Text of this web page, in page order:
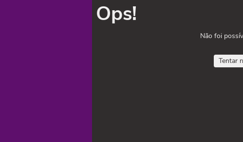
Ops!
Não foi
Tentar